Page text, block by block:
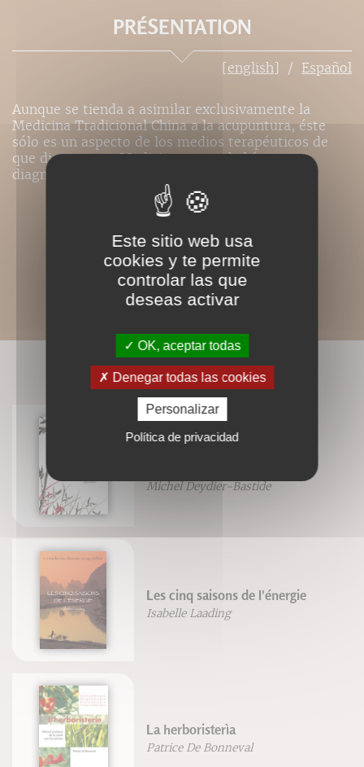
PRÉSENTATION
[english] Español
Aunque se tienda a asimilar exclusivamente la
Medicina Tradicional China a la acupuntura, éste
sólo es un aspecto de los medios terapéuticos de
que dispone esa Medicina que ya había
diagnosticado las múltiples formas del cáncer.
LIVRES ASSOCIÉS
Michel Deydier-Bastide
Les cinq saisons de l'énergie
Isabelle Laading
La herboristerìa
Patrice De Bonneval
Este sitio web usa
cookies y te permite
controlar las que
deseas activar
OK, aceptar todas
Denegar todas las cookies
Personalizar
Política de privacidad